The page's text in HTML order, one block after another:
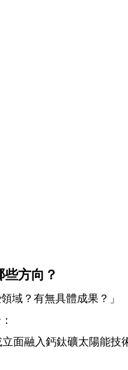
方向？
域？有無具體成果？」
立面融入鈣鈦礦太陽能技